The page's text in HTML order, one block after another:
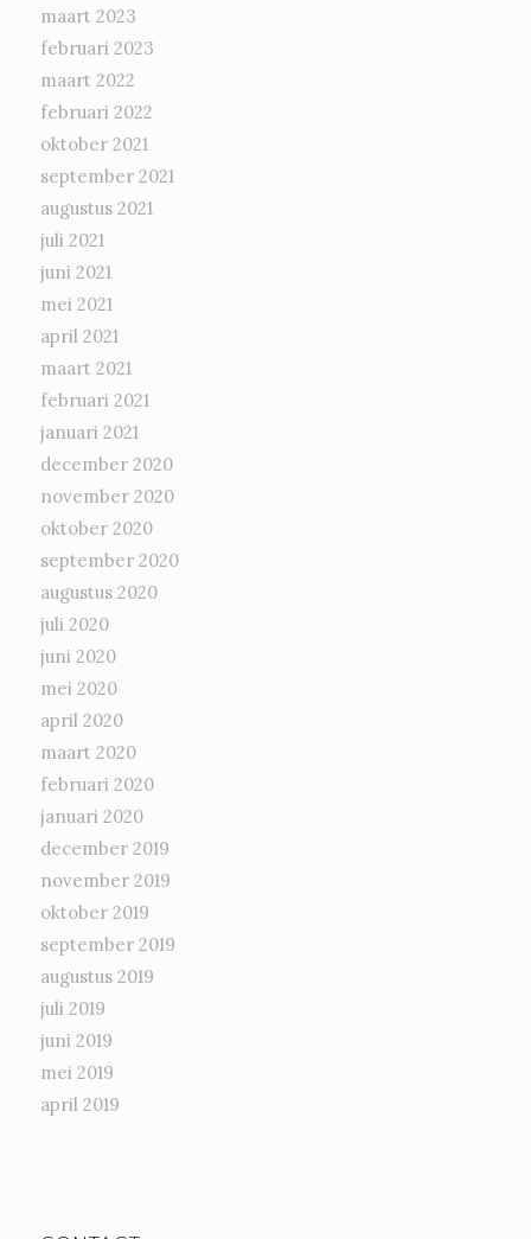
maart 2023
februari 2023
maart 2022
februari 2022
oktober 2021
september 2021
augustus 2021
juli 2021
juni 2021
mei 2021
april 2021
maart 2021
februari 2021
januari 2021
december 2020
november 2020
oktober 2020
september 2020
augustus 2020
juli 2020
juni 2020
mei 2020
april 2020
maart 2020
februari 2020
januari 2020
december 2019
november 2019
oktober 2019
september 2019
augustus 2019
juli 2019
juni 2019
mei 2019
april 2019